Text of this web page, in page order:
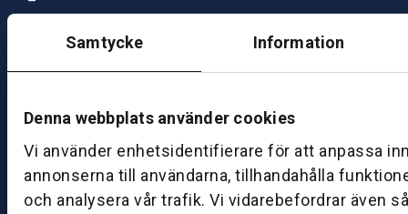
Samtycke Information
Denna webbplats använder cookies
Vi använder enhetsidentifierare för att anpassa
annonserna till användarna, tillhandahålla
och analysera vår trafik. Vi vidarebefordrar även
0
B
ut